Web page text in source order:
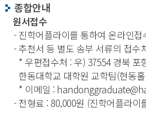
종합안내
원서접수
- 진학어플라이를 통하여 온라인접
- 추천서 등 별도 송부 서류의 접수
* 우편접수처 : 우) 37554 경북 포
한동대학교 대학원 교학팀(현동
* 이메일 :
- 전형료 : 80,000원 (진학어플라이